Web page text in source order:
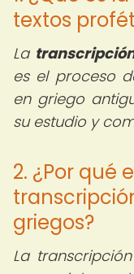
textos
La
es el proceso
en griego
su estudio y
2. ¿Por qué
griegos?
La